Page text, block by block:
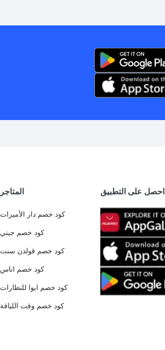
المتاجر
كود خصم دار الأميرات
كود خصم جيني
كود خصم قولدن سنت
كود خصم اناس
كود خصم ايوا للنظارات
كود خصم وقت اللياقة
احصل على التطبيق